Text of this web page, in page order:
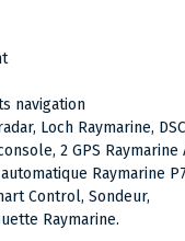
navigation
Loch Raymarine,
2 GPS Raymarine
Raymarine
Control, Sondeur,
Raymarine.